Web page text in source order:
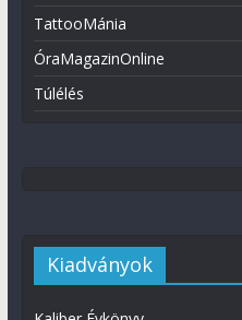
TattooMánia
ÓraMagazinOnline
Túlélés
Kiadványok